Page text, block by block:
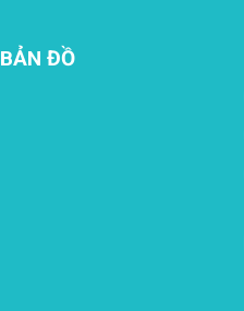
BẢN ĐỒ